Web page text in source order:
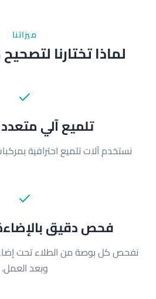
ميزاتنا
لماذا تختارنا
تلميع آلي
نستخدم آلات تلميع احترافية
فحص دقيق بالإضاءة
وبعد العمل.